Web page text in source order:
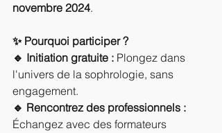
novembre 2024.
✨ Pourquoi participer ?
🔹 Initiation gratuite : Plongez dans
l'univers de la sophrologie, sans
engagement.
🔹 Rencontrez des professionnels :
Échangez avec des formateurs